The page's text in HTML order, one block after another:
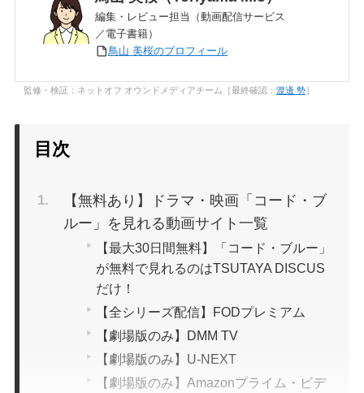
編集・レビュー担当（動画配信サービス
／電子書籍）
鳥山 美桜のプロフィール
監修・検証：ネットオフ オウンドメディアチーム［最終確認： 渡邊 勢］
目次
【無料あり】ドラマ・映画「コード・ブ
ルー」を見れる動画サイト一覧
【最大30日間無料】「コード・ブルー」
が無料で見れるのはTSUTAYA DISCUS
だけ！
【全シリーズ配信】FODプレミアム
【劇場版のみ】DMM TV
【劇場版のみ】U-NEXT
【劇場版のみ】Amazonプライム・ビデ